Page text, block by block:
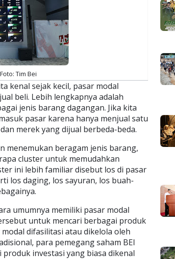
Tim Bei
kenal sejak kecil, pasar modal
beli. Lebih lengkapnya adalah
jenis barang dagangan. Jika kita
pasar karena hanya menjual satu
merek yang dijual berbeda-beda.
menemukan beragam jenis barang,
cluster untuk memudahkan
ini lebih familiar disebut los di pasar
los daging, los sayuran, los buah-
umumnya memiliki pasar modal
untuk mencari berbagai produk
difasilitasi atau dikelola oleh
para pemegang saham BEI
investasi yang biasa dikenal